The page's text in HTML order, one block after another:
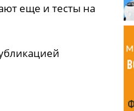
еще и тесты на